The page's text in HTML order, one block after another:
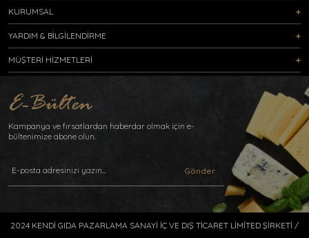
KURUMSAL
YARDIM & BİLGİLENDİRME
MÜŞTERİ HİZMETLERİ
Kampanya ve fırsatlardan haberdar olmak için e-
bültenimize abone olun.
Gönder
2024 KENDİ GIDA PAZARLAMA SANAYİ İÇ VE DIŞ TİCARET LİMİTED ŞİRKETİ /